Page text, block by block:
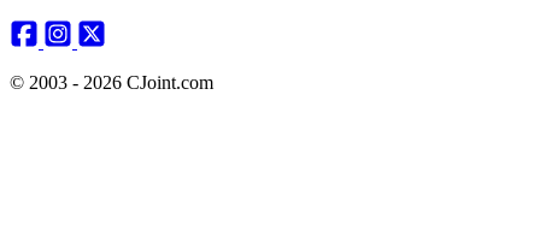
© 2003 - 2026 CJoint.com